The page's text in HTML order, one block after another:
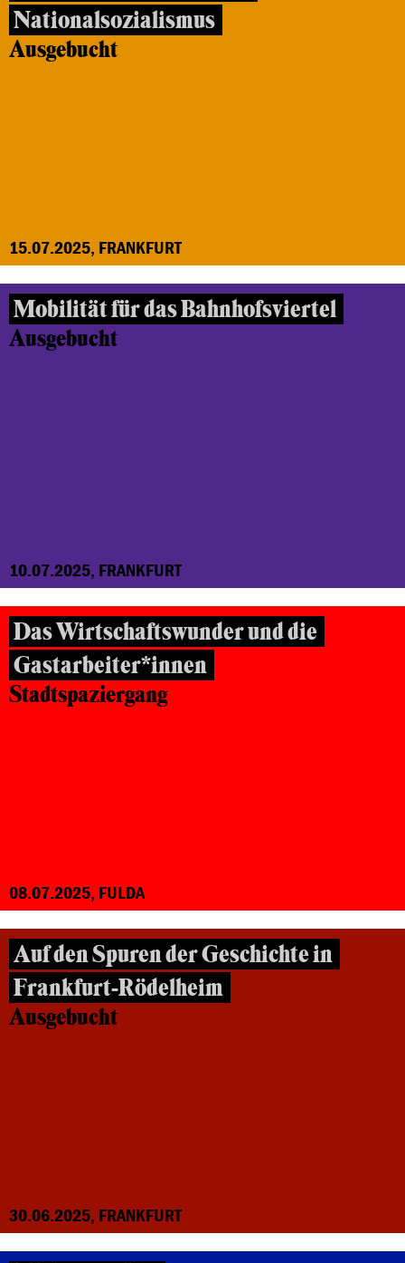
Nationalsozialismus
Ausgebucht
15.07.2025, FRANKFURT
Mobilität für das Bahnhofsviertel
Ausgebucht
10.07.2025, FRANKFURT
Das Wirtschaftswunder und die
Gastarbeiter*innen
Stadtspaziergang
08.07.2025, FULDA
Auf den Spuren der Geschichte in
Frankfurt-Rödelheim
Ausgebucht
30.06.2025, FRANKFURT